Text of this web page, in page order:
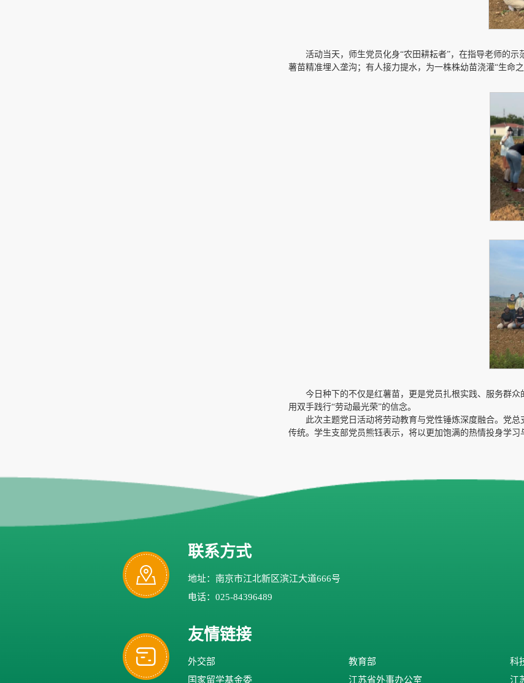
活动当天，师生党员化身“农田耕耘者”，在指导老师的
薯苗精准埋入垄沟；有人接力提水，为一株株幼苗浇灌“生命
今日种下的不仅是红薯苗，更是党员扎根实践、服务群
用双手践行“劳动最光荣”的信念。
此次主题党日活动将劳动教育与党性锤炼深度融合。党
传统。学生支部党员熊钰表示，将以更加饱满的热情投身学习
联系方式
地址：南京市江北新区滨江大道666号
电话：025-84396489
友情链接
外交部 教育部
科
国家留学基金委
江苏省外事办公室 江